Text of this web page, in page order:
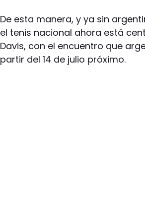
De esta manera, y ya sin
el tenis nacional ahora está
Davis, con el encuentro que
partir del 14 de julio próximo.